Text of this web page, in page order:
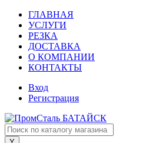
ГЛАВНАЯ
УСЛУГИ
РЕЗКА
ДОСТАВКА
О КОМПАНИИ
КОНТАКТЫ
Вход
Регистрация